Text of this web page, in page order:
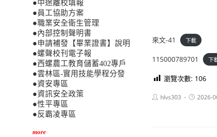
來文-41 下載
115000789701 下
瀏覽次數: 106
Posthlvs303
Post2026-
●中途離校填報
●員工協助方案
●職業安全衛生管理
●內部控制聲明書
●申請補發【畢業證書】說明
●螺聲校刊電子報
●西螺農工教育儲蓄402專戶
●雲林區-實用技能學程分發
●資安專區
●資訊安全政策
●性平專區
●反霸凌專區
more